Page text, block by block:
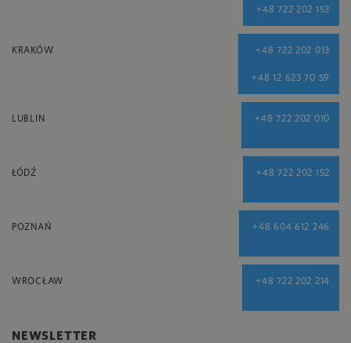
+48 722 202 153
KRAKÓW +48 722 202 013
+48 12 623 70 59
LUBLIN +48 722 202 010
ŁÓDŹ +48 722 202 152
POZNAŃ +48 604 612 246
WROCŁAW +48 722 202 214
NEWSLETTER